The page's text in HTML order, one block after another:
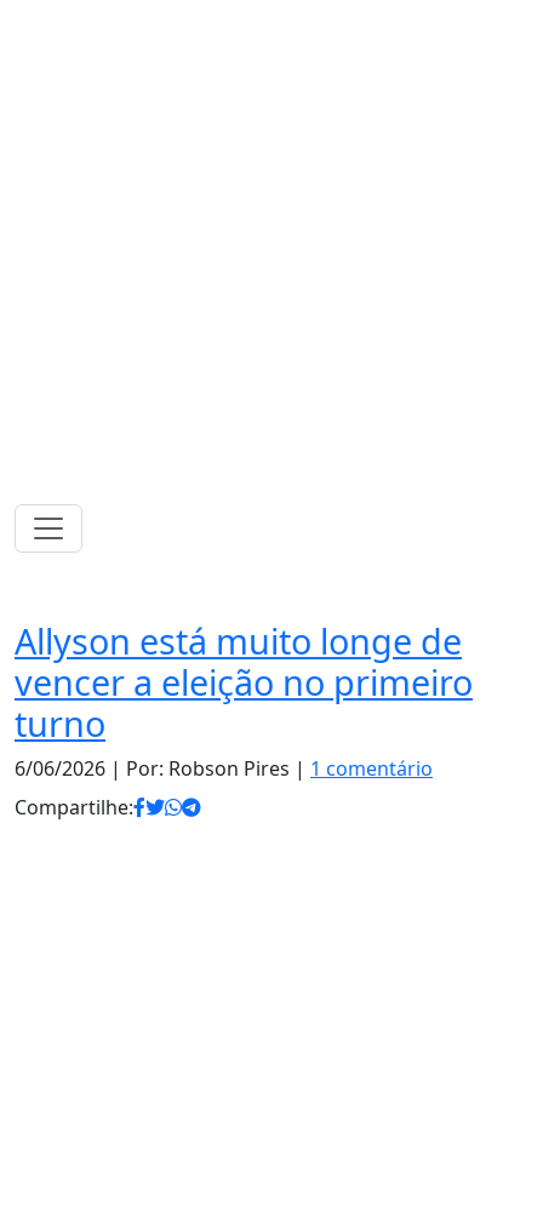
Allyson está muito longe de
vencer a eleição no primeiro
turno
6/06/2026 | Por: Robson Pires | 1 comentário
Compartilhe: